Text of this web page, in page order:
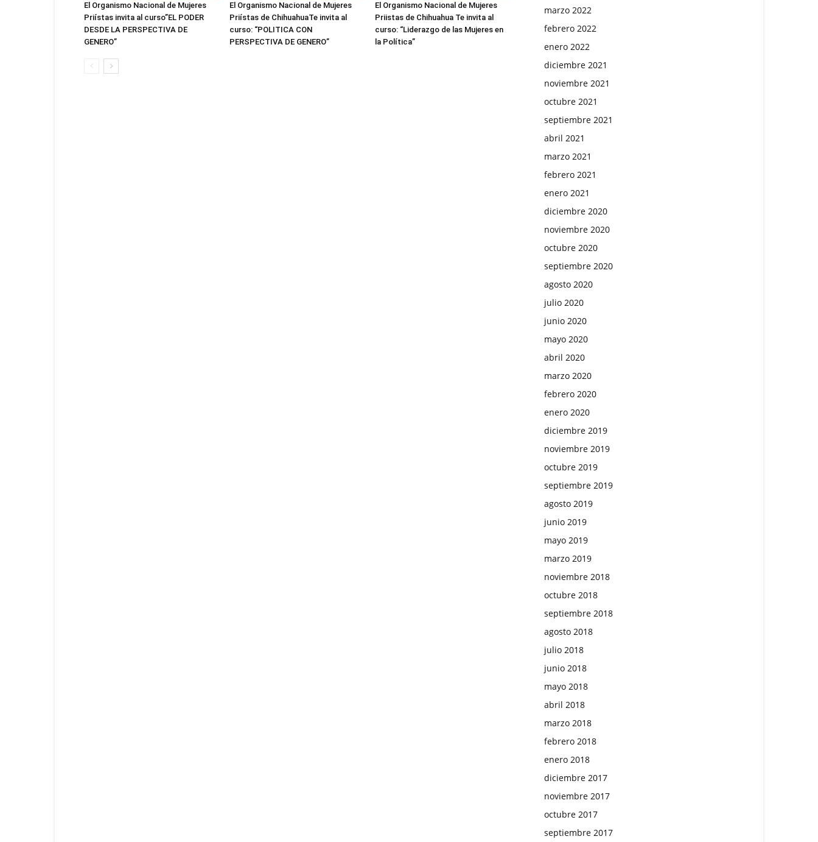
El Organismo Nacional de Mujeres
Priístas invita al curso”EL PODER
DESDE LA PERSPECTIVA DE
GENERO”
El Organismo Nacional de Mujeres
Priístas de ChihuahuaTe invita al
curso: “POLITICA CON
PERSPECTIVA DE GENERO”
El Organismo Nacional de Mujeres
Priistas de Chihuahua Te invita al
curso: “Liderazgo de las Mujeres en
la Política”
marzo 2022
febrero 2022
enero 2022
diciembre 2021
noviembre 2021
octubre 2021
septiembre 2021
abril 2021
marzo 2021
febrero 2021
enero 2021
diciembre 2020
noviembre 2020
octubre 2020
septiembre 2020
agosto 2020
julio 2020
junio 2020
mayo 2020
abril 2020
marzo 2020
febrero 2020
enero 2020
diciembre 2019
noviembre 2019
octubre 2019
septiembre 2019
agosto 2019
junio 2019
mayo 2019
marzo 2019
noviembre 2018
octubre 2018
septiembre 2018
agosto 2018
julio 2018
junio 2018
mayo 2018
abril 2018
marzo 2018
febrero 2018
enero 2018
diciembre 2017
noviembre 2017
octubre 2017
septiembre 2017